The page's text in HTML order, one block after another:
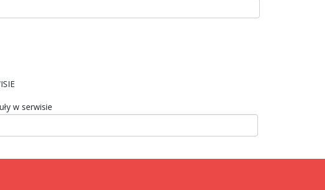
w serwisie